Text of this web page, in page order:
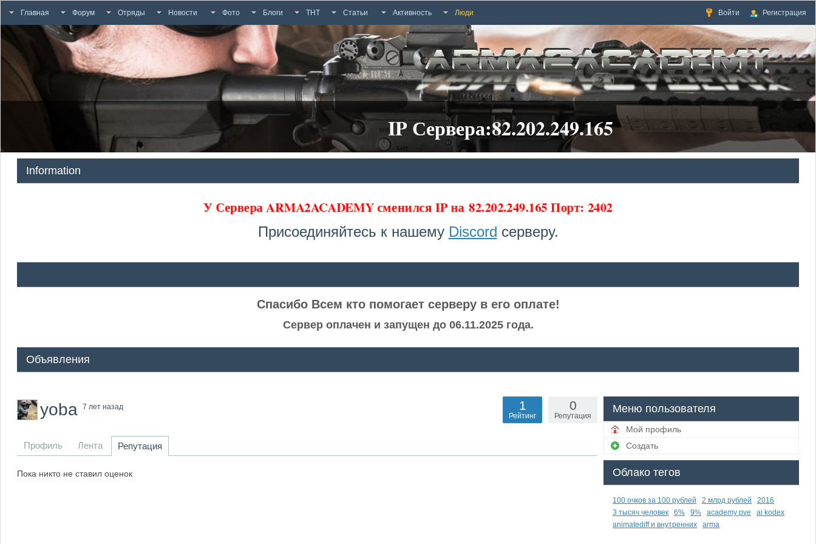
Главная Форум Отряды Новости Фото Блоги ТНТ Статьи Активность Люди Войти Регистрация
IP Сервера:82.202.249.165
Information
У Сервера ARMA2ACADEMY сменился IP на82.202.249.165 Порт: 2402
Присоединяйтесь к нашему Discord серверу.
Спасибо Всем кто помогает серверу в его оплате!
Сервер оплачен и запущен до 06.11.2025 года.
Объявления
yoba 7 лет назад 0
Репутация
1
Рейтинг
Профиль Лента Репутация
Пока никто не ставил оценок
Меню пользователя
Мой профиль
Создать
Облако тегов
100 очков за 100 рублей 2 млрд рублей
2016
3 тысяч человек
6% 9% academy pve
ai kodex
animatediff и внутренних
arma